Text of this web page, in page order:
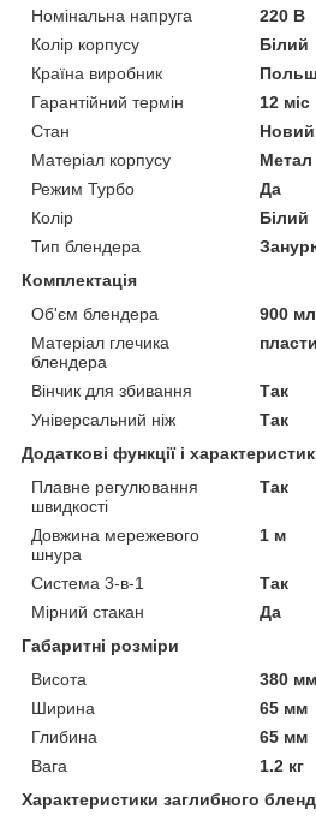
Номінальна напруга
220 В
Колір корпусу
Білий
Країна виробник
Гарантійний термін
12 міс
Стан
Новий
Матеріал корпусу
Метал
Режим Турбо
Да
Колір
Білий
Тип блендера
Комплектація
Об'єм блендера
900 мл
Матеріал глечика
блендера
Вінчик для збивання
Так
Універсальний ніж
Так
Додаткові функції і
Плавне регулювання
швидкості
Так
Довжина мережевого
шнура
1 м
Система 3-в-1
Так
Мірний стакан
Да
Габаритні розміри
Висота
380 мм
Ширина
65 мм
Глибина
65 мм
Вага
1.2 кг
Характеристики заглибного